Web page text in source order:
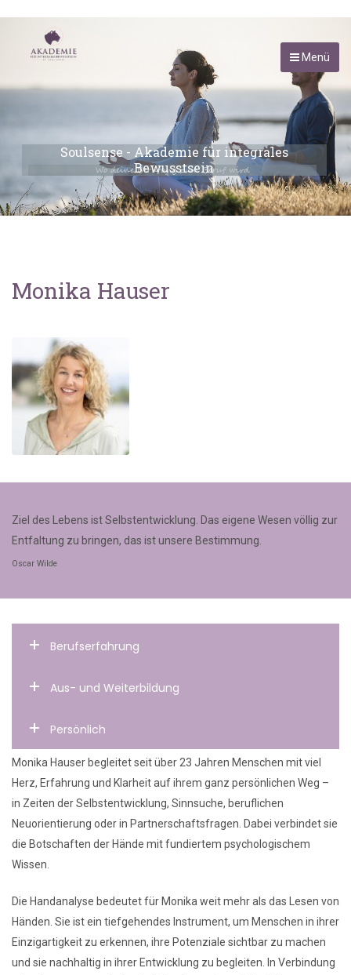
Menü
Wo deine Berufung zum Beruf wird
Soulsense - Akademie für integrales
Bewusstsein
Monika Hauser
Ziel des Lebens ist Selbstentwicklung. Das eigene Wesen völlig zur
Entfaltung zu bringen, das ist unsere Bestimmung.
Oscar Wilde
Berufserfahrung
Aus- und Weiterbildung
Persönlich
Monika Hauser begleitet seit über 23 Jahren Menschen mit viel
Herz, Erfahrung und Klarheit auf ihrem ganz persönlichen Weg –
in Zeiten der Selbstentwicklung, Sinnsuche, beruflichen
Neuorientierung oder in Partnerschaftsfragen. Dabei verbindet sie
die Botschaften der Hände mit fundiertem psychologischem
Wissen.
Die Handanalyse bedeutet für Monika weit mehr als das Lesen von
Händen. Sie ist ein tiefgehendes Instrument, um Menschen in ihrer
Einzigartigkeit zu erkennen, ihre Potenziale sichtbar zu machen
und sie nachhaltig in ihrer Entwicklung zu begleiten. In Verbindung